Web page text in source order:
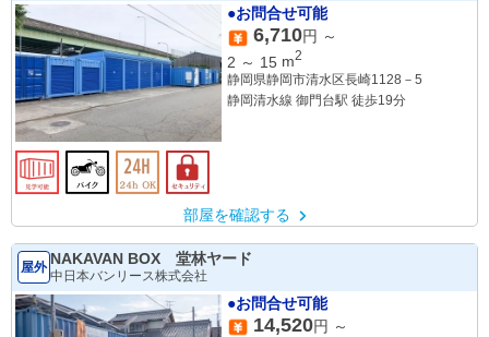
●お問合せ可能
6,710円 ～
2 ～ 15 m2
静岡県静岡市清水区長崎1128－5
静岡清水線 御門台駅 徒歩19分
部屋を確認する
屋外 NAKAVAN BOX 堂林ヤード
中日本バンリース株式会社
●お問合せ可能
14,520円 ～